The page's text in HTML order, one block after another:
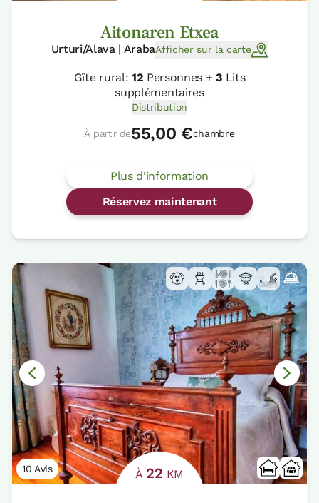
Aitonaren Etxea
Urturi/Alava | ArabaAfficher sur la carte
Gîte rural: 12 Personnes +3Lits
supplémentaires
Distribution
À partir de55,00 €chambre
Plus d'information
Réservez maintenant
10 Avis À 22 KM